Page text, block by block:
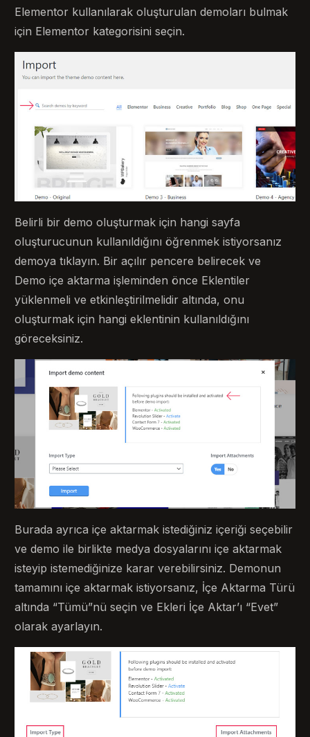
Elementor kullanılarak oluşturulan demoları bulmak
için Elementor kategorisini seçin.
Belirli bir demo oluşturmak için hangi sayfa
oluşturucunun kullanıldığını öğrenmek istiyorsanız
demoya tıklayın. Bir açılır pencere belirecek ve
Demo içe aktarma işleminden önce Eklentiler
yüklenmeli ve etkinleştirilmelidir altında, onu
oluşturmak için hangi eklentinin kullanıldığını
göreceksiniz.
Burada ayrıca içe aktarmak istediğiniz içeriği seçebilir
ve demo ile birlikte medya dosyalarını içe aktarmak
isteyip istemediğinize karar verebilirsiniz. Demonun
tamamını içe aktarmak istiyorsanız, İçe Aktarma Türü
altında “Tümü”nü seçin ve Ekleri İçe Aktar’ı “Evet”
olarak ayarlayın.